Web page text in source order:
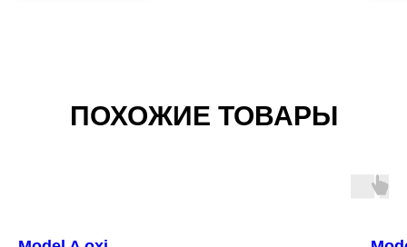
ПОХОЖИЕ ТОВАРЫ